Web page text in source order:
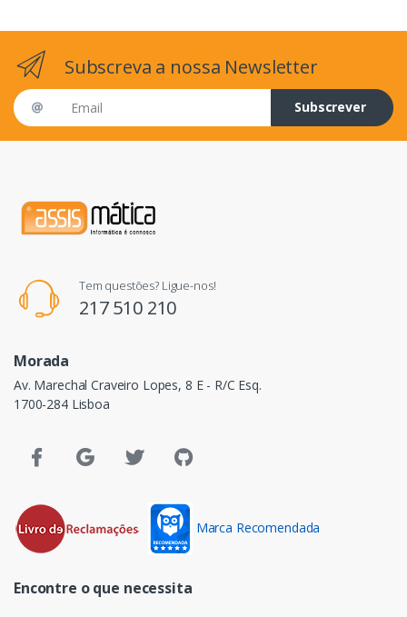
Subscreva a nossa Newsletter
Email address
Subscrever
Tem questões? Ligue-nos!
217 510 210
Morada
Av. Marechal Craveiro Lopes, 8 E - R/C Esq.
1700-284 Lisboa
Marca Recomendada
Encontre o que necessita